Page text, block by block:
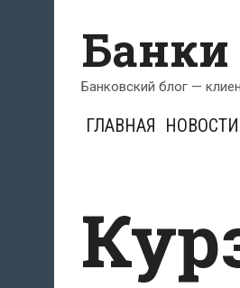
содержимому
Банковский блог —
ГЛАВНАЯ НОВОСТИ